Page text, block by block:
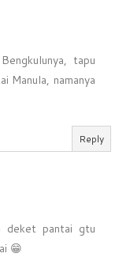
tapu
Manula, namanya
Reply
deket pantai gtu
😁